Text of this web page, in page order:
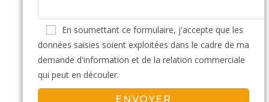
En soumettant ce formulaire, j'accepte que les
données saisies soient exploitées dans le cadre de ma
demande d'information et de la relation commerciale
qui peut en découler.